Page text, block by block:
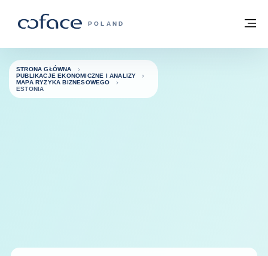
COFACE FOR TRADE - STRONA GŁÓWNA
POLAND
Powrót do strony głównej
STRONA GŁÓWNA
PUBLIKACJE EKONOMICZNE I ANALIZY
MAPA RYZYKA BIZNESOWEGO
ESTONIA